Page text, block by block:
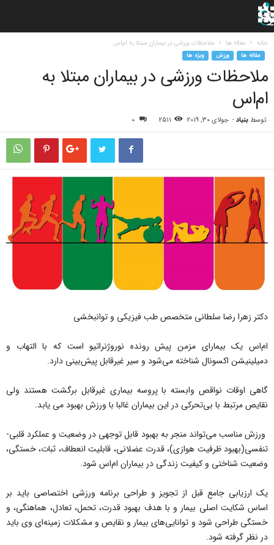
خانه مقاله ها ملاحظات ورزشی در بیماران مبتلا به ام‌اس
مقاله ها ورزش ویژه ها
ملاحظات ورزشی در بیماران مبتلا به
ام‌اس
توسط بنیاد- جولای 30, 2019 2511
0
دکتر زهرا رضا سلطانی متخصص طب فیزیکی و توانبخشی
ام‌اس یک بیمارای مزمن پیش رونده نوروژنراتیو است که با التهاب و
دمیلینیشن اکسونال شناخته می‌شود و سیر غیرقابل پیش‌بینی دارد.
گاهی اوقات نواقص وابسته با پروسه بیماری غیرقابل برگشت هستند ولی
نقایص مرتبط با بی‌تحرکی در این بیماران غالبا با ورزش بهبود می یابد.
ورزش مناسب می‌تواند منجر به بهبود قابل توجهی در وضعیت و عملکرد قلبی-
تنفسی(بهبود ظرفیت هوازی)، قدرت عضلانی، قابلیت انعطاف، ثبات، خستگی،
وضعیت شناختی و کیفیت زندگی در بیماران ام‌اس شود.
یک ارزیابی جامع قبل از تجویز و طراحی برنامه ورزشی اختصاصی باید بر
اساس شکایت اصلی بیمار و با هدف بهبود قدرت، تحمل، تعادل، هماهنگی، و
خستگی طراحی شود و توانایی‌های بیمار و نقایص و مشکلات زمینه‌ای وی باید
در نظر گرفته شود.